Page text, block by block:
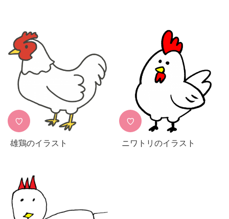
♡
雄鶏のイラスト
♡
ニワトリのイラスト